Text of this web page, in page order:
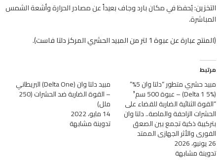
التخزين:يُحفظ في مكان بارد وجاف بعيداً عن مصادر الحرارة وأشعة الشمس
المباشرة.
(المنتج عبارة عن عبوة 1 لتر من المبيد الحشري المركز دلتا فاست).
مرتبط
مبيد حشري متطور “دلتا وان 5%”
(Delta 1 5%) – عبوة 500 سم³
“القوة الثنائية الضاربة للقضاء على
الحشرات الزاحفة والماصة.. دلتا وان
بتركيبة ذكية تجمع بين الصعق
الفوري والأثر الجهازي الممتد
26 يونيو، 2026
تدوينة مشابهة
مبيد دلتا وان (Delta One) البريطاني
– القوة الضاربة ضد الحشرات (250
ملل)
14 مايو، 2022
تدوينة مشابهة